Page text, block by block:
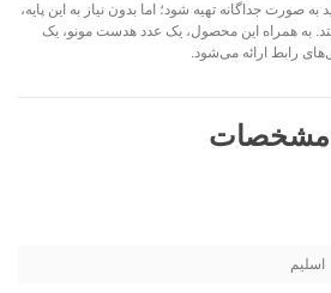
به صورت جداگانه تهیه شود؛ اما بدون نیاز به این پایه،
به همراه این محصول، یک عدد هدست مونو، یک
مشخصات
اسلیم